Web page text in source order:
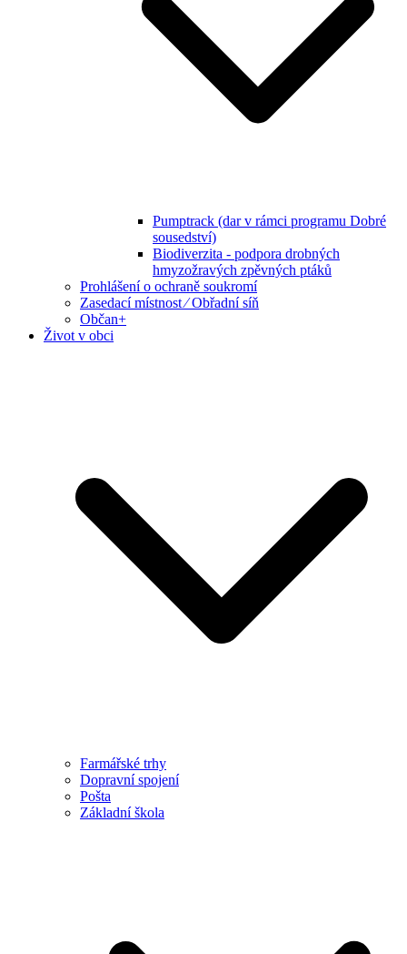
Pumptrack (dar v rámci programu Dobré
sousedství)
Biodiverzita - podpora drobných
hmyzožravých zpěvných ptáků
Prohlášení o ochraně soukromí
Zasedací místnost ⁄ Obřadní síň
Občan+
Život v obci
Farmářské trhy
Dopravní spojení
Pošta
Základní škola